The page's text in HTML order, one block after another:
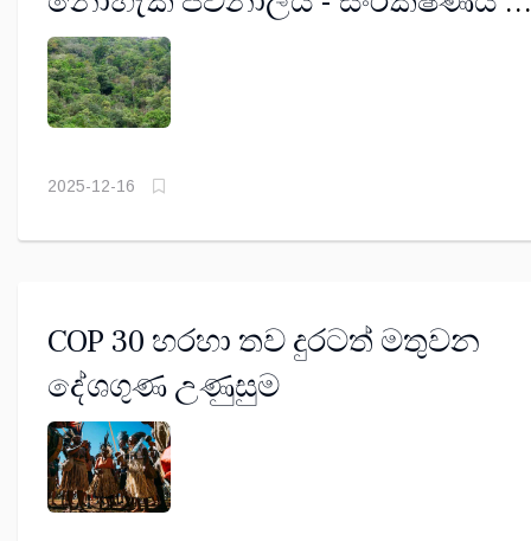
ලංකාවට වැදගත් වන්නේ මන්දැයි
වටහා ගැනීම (පළමුවන කොටස) -
ලයනල් බෝපගේ
2025-12-16
COP 30 හරහා තව දුරටත් මතුවන
දේශගුණ උණුසුම